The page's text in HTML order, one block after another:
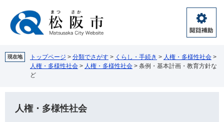
閲
覧
助
現在地 トップページ > 分類でさがす > くらし・手続き > 人権・多様性社会 >
人権・多様性社会 > 人権・多様性社会 > 条例・基本計画・教育方針な
ど
人権・多様性社会